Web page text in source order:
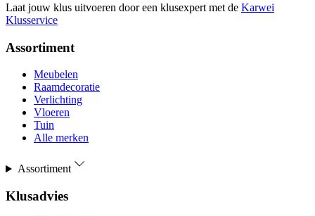
Laat jouw klus uitvoeren door een klusexpert met de Karwei
Klusservice
Assortiment
Meubelen
Raamdecoratie
Verlichting
Vloeren
Tuin
Alle merken
Assortiment
Klusadvies